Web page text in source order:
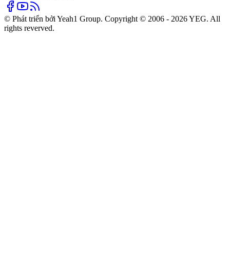
© Phát triển bởi Yeah1 Group. Copyright © 2006 - 2026 YEG. All
rights reverved.